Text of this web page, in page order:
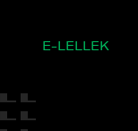
E-LELLEK